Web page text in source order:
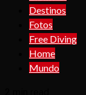
Destinos
Fotos
Free Diving
Home
Mundo